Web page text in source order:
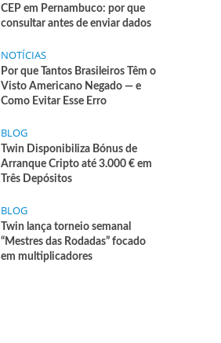
CEP em Pernambuco: por que
consultar antes de enviar dados
NOTÍCIAS
Por que Tantos Brasileiros Têm o
Visto Americano Negado — e
Como Evitar Esse Erro
BLOG
Twin Disponibiliza Bónus de
Arranque Cripto até 3.000 € em
Três Depósitos
BLOG
Twin lança torneio semanal
“Mestres das Rodadas” focado
em multiplicadores